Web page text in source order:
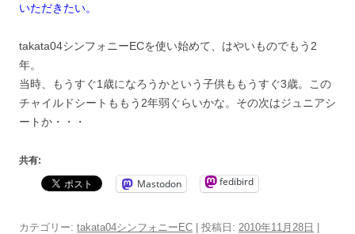
いただきたい。
takata04シンフォニーECを使い始めて、はやいものでもう2
年。
当時、もうすぐ1歳になろうかという子供ももうすぐ3歳。この
チャイルドシートももう2年弱ぐらいかな。その次はジュニアシ
ートか・・・
共有:
Mastodon fedibird
カテゴリー: takata04シンフォニーEC | 投稿日: 2010年11月28日 |